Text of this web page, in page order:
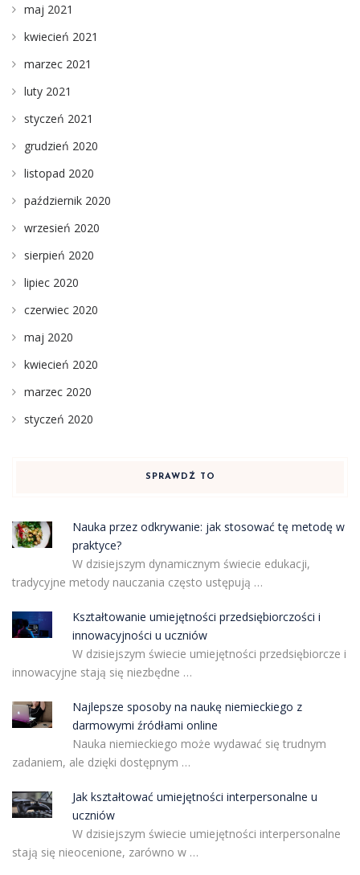
maj 2021
kwiecień 2021
marzec 2021
luty 2021
styczeń 2021
grudzień 2020
listopad 2020
październik 2020
wrzesień 2020
sierpień 2020
lipiec 2020
czerwiec 2020
maj 2020
kwiecień 2020
marzec 2020
styczeń 2020
SPRAWDŹ TO
Nauka przez odkrywanie: jak stosować tę metodę w
praktyce?
W dzisiejszym dynamicznym świecie edukacji,
tradycyjne metody nauczania często ustępują …
Kształtowanie umiejętności przedsiębiorczości i
innowacyjności u uczniów
W dzisiejszym świecie umiejętności przedsiębiorcze i
innowacyjne stają się niezbędne …
Najlepsze sposoby na naukę niemieckiego z
darmowymi źródłami online
Nauka niemieckiego może wydawać się trudnym
zadaniem, ale dzięki dostępnym …
Jak kształtować umiejętności interpersonalne u
uczniów
W dzisiejszym świecie umiejętności interpersonalne
stają się nieocenione, zarówno w …